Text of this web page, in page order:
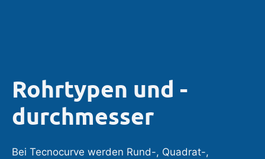
Rohrtypen und -
durchmesser
Bei Tecnocurve werden Rund-, Quadrat-,